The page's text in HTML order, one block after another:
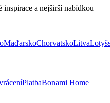
inspirace a nejširší nabídkou
MaďarskoChorvatskoLitva
PlatbaBonami Home